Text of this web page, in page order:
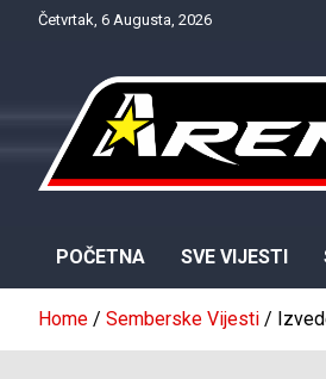
Četvrtak, 6 Augusta, 2026
POČETNA SVE VIJESTI
Home Semberske Vijesti